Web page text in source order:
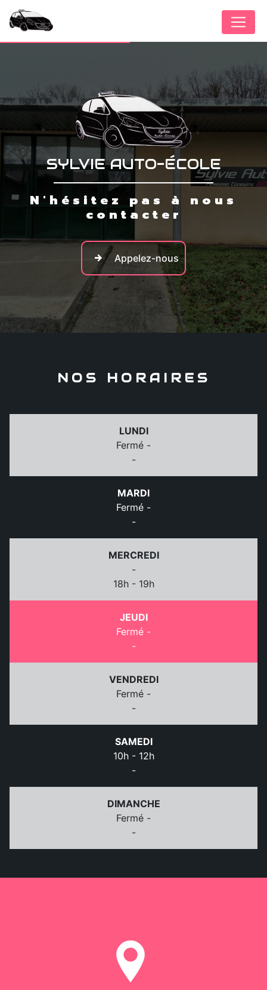
SYLVIE AUTO-ÉCOLE
N'hésitez pas à nous
contacter
Appelez-nous
NOS HORAIRES
LUNDI
Fermé -
-
MARDI
Fermé -
-
MERCREDI
-
18h - 19h
JEUDI
Fermé -
-
VENDREDI
Fermé -
-
SAMEDI
10h - 12h
-
DIMANCHE
Fermé -
-
Panneau de gestion des cookies